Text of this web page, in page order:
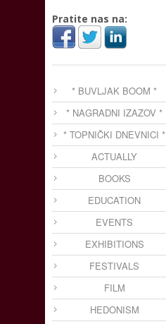
Pratite nas na:
* BUVLJAK BOOM *
* NAGRADNI IZAZOV *
* TOPNIČKI DNEVNICI *
ACTUALLY
BOOKS
EDUCATION
EVENTS
EXHIBITIONS
FESTIVALS
FILM
HEDONISM